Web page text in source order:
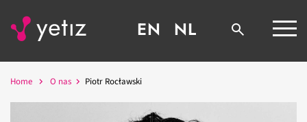
EN NL
Home O nas Piotr Rocławski